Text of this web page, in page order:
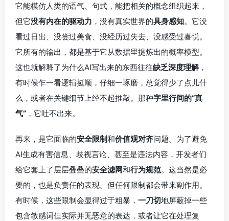
它能模仿人类的语气、句式，能把相关的概念组织起来，
但它没有内在的驱动力 ，没有真实世界的具身感知。它没
看过日出、没尝过美食、没经历过失去、没感受过喜悦。
它所有的输出，都是基于它从数据里提炼出的概率模型。
这也就解释了为什么AI写出来的东西往往缺乏深度理解，
有时候乍一看逻辑挺顺，仔细一琢磨，总觉得少了点儿什
么，或者在关键细节上经不起推敲。那种字里行间的“真
气” ，它吐不出来。
再来，是它面临的安全限制和价值观对齐问题。为了避免
AI生成有害信息、歧视言论、甚至是违法内容，开发者们
给它套上了层层叠叠的安全滤网和行为规范。这当然是必
要的，也是负责任的表现。但任何限制都会带来副作用。
有时候，这些限制会显得过于粗暴， 一刀切地屏蔽掉一些
包含敏感词但实际并无恶意的表达，或者让它在处理复